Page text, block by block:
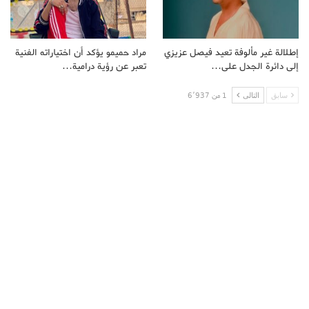
إطلالة غير مألوفة تعيد فيصل عزيزي
إلى دائرة الجدل على…
مراد حميمو يؤكد أن اختياراته الفنية
تعبر عن رؤية درامية…
سابق التالى 1 من 6٬937